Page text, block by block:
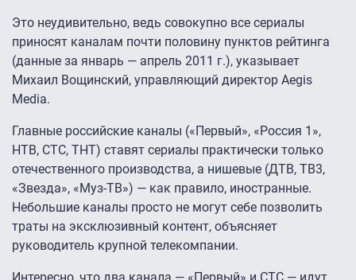
Это неудивительно, ведь совокупно все сериалы
приносят каналам почти половину пунктов рейтинга
(данные за январь — апрель 2011 г.), указывает
Михаил Вощинский, управляющий директор Aegis
Media.
Главные российские каналы («Первый», «Россия 1»,
НТВ, СТС, ТНТ) ставят сериалы практически только
отечественного производства, а нишевые (ДТВ, ТВ3,
«Звезда», «Муз-ТВ») — как правило, иностранные.
Небольшие каналы просто не могут себе позволить
траты на эксклюзивный контент, объясняет
руководитель крупной телекомпании.